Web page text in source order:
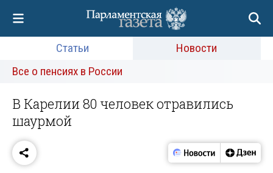
Статьи
Новости
Все о пенсиях в России
В Карелии 80 человек отравились
шаурмой